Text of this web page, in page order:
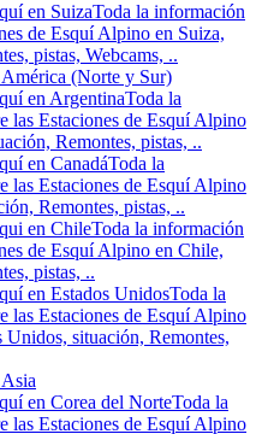
en SuizaToda la información
de Esquí Alpino en Suiza,
pistas, Webcams, ..
(Norte y Sur)
en ArgentinaToda la
las Estaciones de Esquí Alpino
Remontes, pistas, ..
en CanadáToda la
las Estaciones de Esquí Alpino
Remontes, pistas, ..
en ChileToda la información
de Esquí Alpino en Chile,
pistas, ..
en Estados UnidosToda la
las Estaciones de Esquí Alpino
situación, Remontes,
en Corea del NorteToda la
las Estaciones de Esquí Alpino